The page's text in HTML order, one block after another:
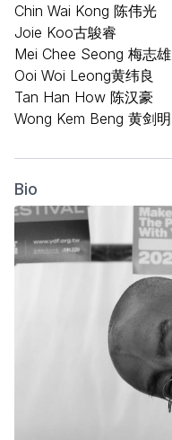
Chin Wai Kong 陈伟光
Joie Koo古鵔睿
Mei Chee Seong 梅志雄
Ooi Woi Leong黄纬良
Tan Han How 陈汉豪
Wong Kem Beng 黄剑明
Bio